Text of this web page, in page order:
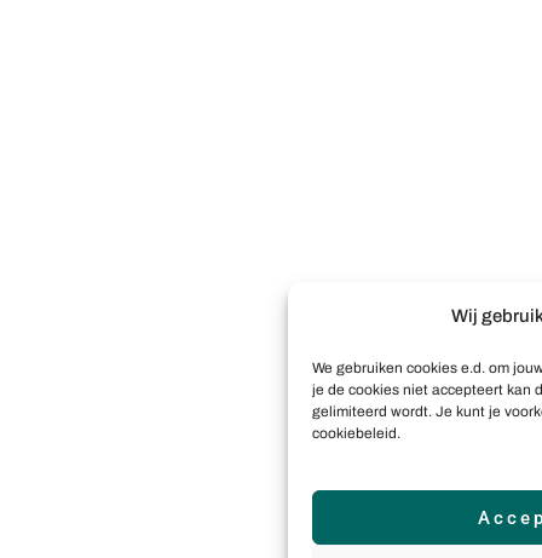
Wij
We gebruiken cookies e.d. om
je de cookies niet accepteert kan
gelimiteerd wordt. Je kunt je
cookiebeleid.